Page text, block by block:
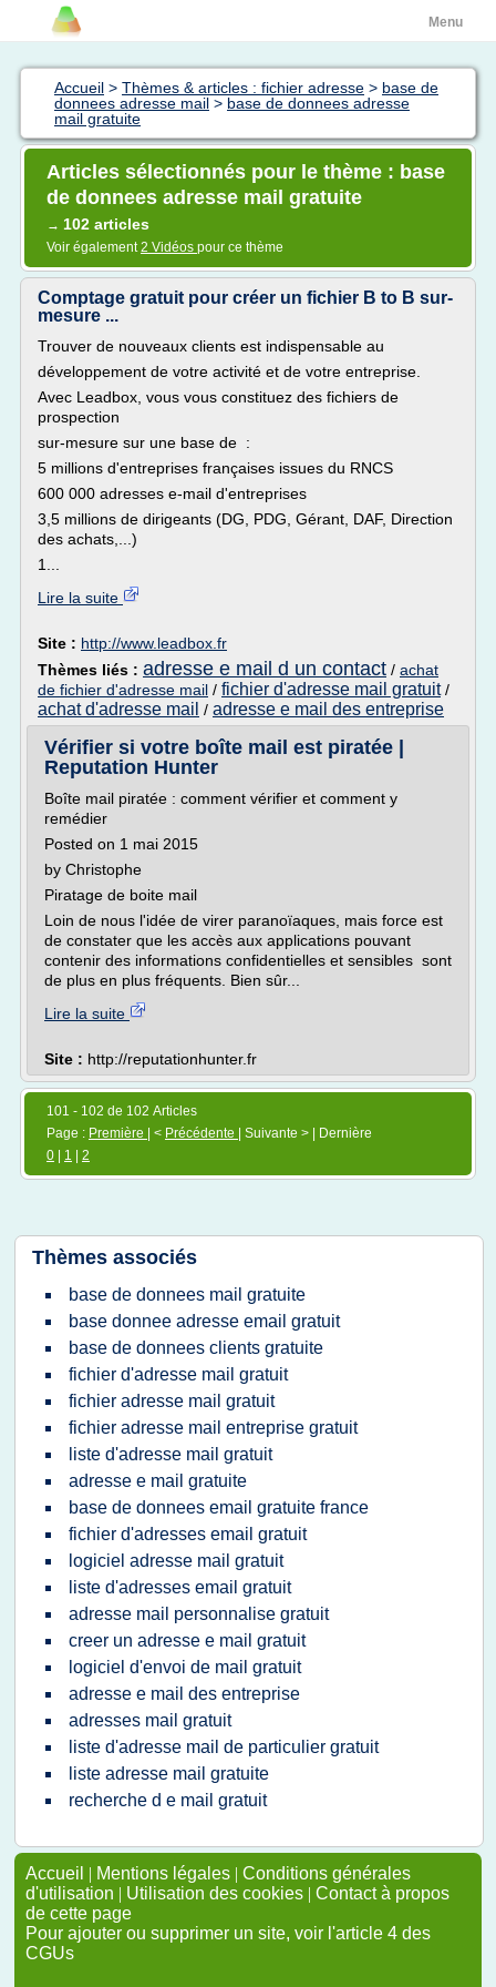
Menu
Accueil > Thèmes & articles : fichier adresse > base de
donnees adresse mail > base de donnees adresse
mail gratuite
Articles sélectionnés pour le thème : base
de donnees adresse mail gratuite
→ 102 articles
Voir également2 Vidéos pour ce thème
Comptage gratuit pour créer un fichier B to B sur-
mesure ...
Trouver de nouveaux clients est indispensable au
développement de votre activité et de votre entreprise.
Avec Leadbox, vous vous constituez des fichiers de
prospection
sur-mesure sur une base de :
5 millions d'entreprises françaises issues du RNCS
600 000 adresses e-mail d'entreprises
3,5 millions de dirigeants (DG, PDG, Gérant, DAF, Direction
des achats,...)
1...
Lire la suite
Site : http://www.leadbox.fr
Thèmes liés : adresse e mail d un contact / achat
de fichier d'adresse mail / fichier d'adresse mail gratuit/
achat d'adresse mail / adresse e mail des entreprise
Vérifier si votre boîte mail est piratée |
Reputation Hunter
Boîte mail piratée : comment vérifier et comment y
remédier
Posted on 1 mai 2015
by Christophe
Piratage de boite mail
Loin de nous l'idée de virer paranoïaques, mais force est
de constater que les accès aux applications pouvant
contenir des informations confidentielles et sensibles sont
de plus en plus fréquents. Bien sûr...
Lire la suite
Site : http://reputationhunter.fr
101 - 102 de 102 Articles
Page : Première | < Précédente
| Suivante > | Dernière
0
1 2
Thèmes associés
base de donnees mail gratuite
base donnee adresse email gratuit
base de donnees clients gratuite
fichier d'adresse mail gratuit
fichier adresse mail gratuit
fichier adresse mail entreprise gratuit
liste d'adresse mail gratuit
adresse e mail gratuite
base de donnees email gratuite france
fichier d'adresses email gratuit
logiciel adresse mail gratuit
liste d'adresses email gratuit
adresse mail personnalise gratuit
creer un adresse e mail gratuit
logiciel d'envoi de mail gratuit
adresse e mail des entreprise
adresses mail gratuit
liste d'adresse mail de particulier gratuit
liste adresse mail gratuite
recherche d e mail gratuit
Accueil | Mentions légales | Conditions générales
d'utilisation | Utilisation des cookies | Contact à propos
de cette page
Pour ajouter ou supprimer un site, voir l'article 4 des
CGUs